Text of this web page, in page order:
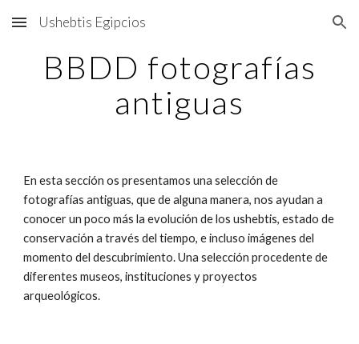
Skip to main content Skip to navigation
Ushebtis Egipcios
BBDD fotografías
antiguas
En esta sección os presentamos una selección de
fotografías antiguas, que de alguna manera, nos ayudan a
conocer un poco más la evolución de los ushebtis, estado de
conservación a través del tiempo, e incluso imágenes del
momento del descubrimiento. Una selección procedente de
diferentes museos, instituciones y proyectos
arqueológicos.